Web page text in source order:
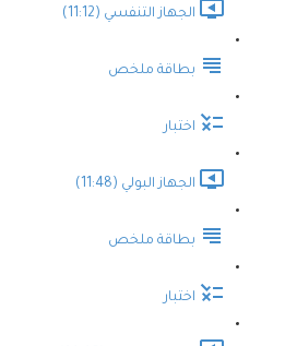
الجهاز التنفسي (11:12)
بطاقة ملخص
اختبار
الجهاز البولي (11:48)
بطاقة ملخص
اختبار